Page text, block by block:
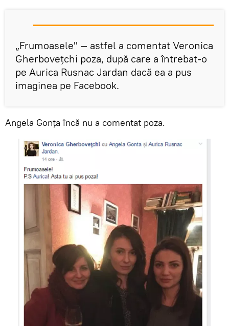
„Frumoasele" — astfel a comentat Veronica
Gherbovețchi poza, după care a întrebat-o
pe Aurica Rusnac Jardan dacă ea a pus
imaginea pe Facebook.
Angela Gonța încă nu a comentat poza.